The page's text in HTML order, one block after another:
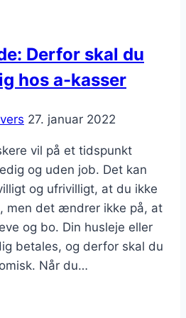
Derfor skal du
hos a-kasser
27. januar 2022
vil på et tidspunkt
og uden job. Det kan
og ufrivilligt, at du ikke
men det ændrer ikke på, at
og bo. Din husleje eller
betales, og derfor skal du
Når du…